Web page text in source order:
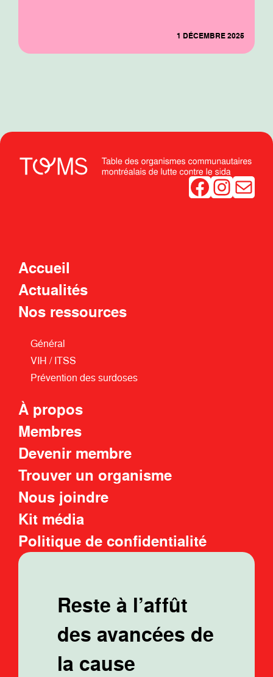
1 DÉCEMBRE 2025
Facebook Instagram
Accueil
Actualités
Nos ressources
Général
VIH / ITSS
Prévention des surdoses
À propos
Membres
Devenir membre
Trouver un organisme
Nous joindre
Kit média
Politique de confidentialité
Reste à l’affût
des avancées de
la cause